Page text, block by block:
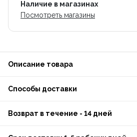
Наличие в магазинах
Посмотреть магазины
Описание товара
Способы доставки
Возврат в течение - 14 дней